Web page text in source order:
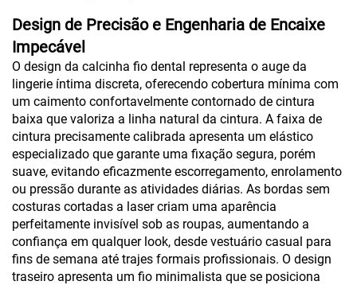
Design de Precisão e Engenharia de Encaixe
Impecável
O design da calcinha fio dental representa o auge da
lingerie íntima discreta, oferecendo cobertura mínima com
um caimento confortavelmente contornado de cintura
baixa que valoriza a linha natural da cintura. A faixa de
cintura precisamente calibrada apresenta um elástico
especializado que garante uma fixação segura, porém
suave, evitando eficazmente escorregamento, enrolamento
ou pressão durante as atividades diárias. As bordas sem
costuras cortadas a laser criam uma aparência
perfeitamente invisível sob as roupas, aumentando a
confiança em qualquer look, desde vestuário casual para
fins de semana até trajes formais profissionais. O design
traseiro apresenta um fio minimalista que se posiciona